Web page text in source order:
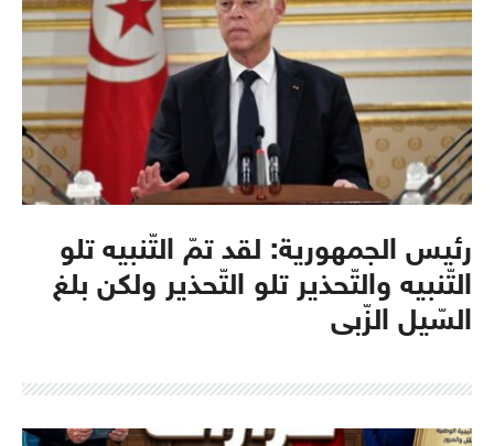
رئيس الجمهورية: لقد تمّ التّنبيه تلو
التّنبيه والتّحذير تلو التّحذير ولكن بلغ
السّيل الزّبى